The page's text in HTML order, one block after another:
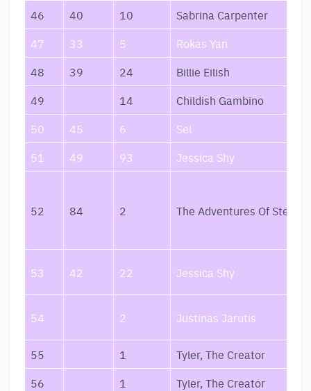
46 40 10
Sabrina Carpenter
47
33 5
Rokas Yan
48
39 24
Billie Eilish
49
14
Childish Gambino
50
45 6
Sel
51
49 93 Jessica Shy
52 84 2 The Adventures Of Stevie
53 42 22 Jessica Shy
54 2 Justinas Jarutis
55 1
Tyler, The Creator
56
1
Tyler, The Creator